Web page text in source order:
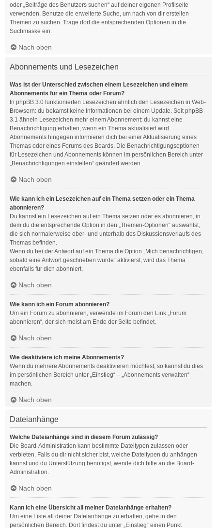
oder „Beiträge des Benutzers suchen“ auf deiner eigenen Profilseite
verwenden. Benutze die erweiterte Suche, um nach von dir erstellen
Themen zu suchen. Trage dort die entsprechenden Optionen in die
Suchmaske ein.
Nach oben
Abonnements und Lesezeichen
Was ist der Unterschied zwischen einem Lesezeichen und einem
Abonnements für ein Thema oder Forum?
In phpBB 3.0 funktionierten Lesezeichen ähnlich den Lesezeichen in Web-
Browsern: du bekamst keine Informationen bei einem Update. Seit phpBB
3.1 ähneln Lesezeichen mehr einem Abonnement: du kannst eine
Benachrichtigung erhalten, wenn ein Thema aktualisiert wird.
Abonnements hingegen informieren dich bei einer Aktualisierung eines
Themas oder eines Forums des Boards. Die Benachrichtigungsoptionen
für Lesezeichen und Abonnements können im persönlichen Bereich unter
„Benachrichtigungen einstellen“ geändert werden.
Nach oben
Wie kann ich ein Lesezeichen auf ein Thema setzen oder ein Thema
abonnieren?
Du kannst ein Lesezeichen auf ein Thema setzen oder es abonnieren, in
dem du die entsprechende Option in den „Themen-Optionen“ auswählst,
die sich normalerweise ober- und unterhalb des Diskussionsverlaufs des
Themas befinden.
Wenn du bei der Antwort auf ein Thema die Option „Mich benachrichtigen,
sobald eine Antwort geschrieben wurde“ aktivierst, wird das Thema
ebenfalls für dich abonniert.
Nach oben
Wie kann ich ein Forum abonnieren?
Um ein Forum zu abonnieren, verwende im Forum den Link „Forum
abonnieren“, der sich meist am Ende der Seite befindet.
Nach oben
Wie deaktiviere ich meine Abonnements?
Wenn du mehrere Abonnements deaktivieren möchtest, so kannst du dies
im persönlichen Bereich unter „Einstieg“ – „Abonnements verwalten“
machen.
Nach oben
Dateianhänge
Welche Dateianhänge sind in diesem Forum zulässig?
Die Board-Administration kann bestimmte Dateitypen zulassen oder
verbieten. Falls du dir nicht sicher bist, welche Dateitypen du anhängen
kannst und du Unterstützung benötigst, wende dich bitte an die Board-
Administration.
Nach oben
Kann ich eine Übersicht all meiner Dateianhänge erhalten?
Um eine Liste all deiner Dateianhänge zu erhalten, gehe in den
persönlichen Bereich. Dort findest du unter „Einstieg“ einen Punkt